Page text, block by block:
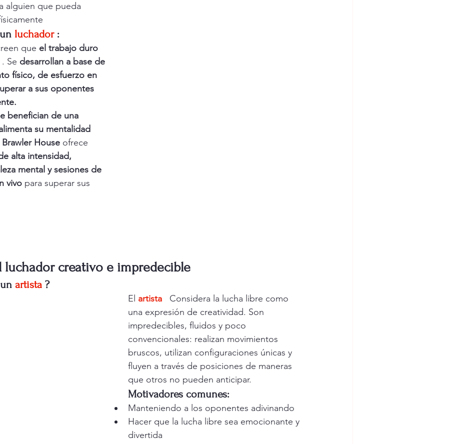
alguien que pueda
luchador :
que el trabajo duro
. Se desarrollan a base de
físico, de esfuerzo en
a sus oponentes
benefician de una
su mentalidad
Brawler House ofrece
alta intensidad,
mental y sesiones de
vivo para superar sus
luchador creativo e impredecible
artista ?
El artista
Considera la lucha libre como
una expresión de creatividad. Son
impredecibles, fluidos y poco
convencionales: realizan movimientos
bruscos, utilizan configuraciones únicas y
fluyen a través de posiciones de maneras
que otros no pueden anticipar.
Motivadores comunes:
Manteniendo a los oponentes adivinando
Hacer que la lucha libre sea emocionante y
divertida